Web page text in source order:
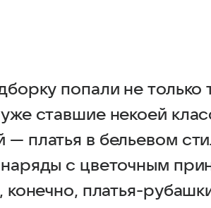
попали не
ставшие некоей
— платья в бельевом
с цветочным
конечно, платья-